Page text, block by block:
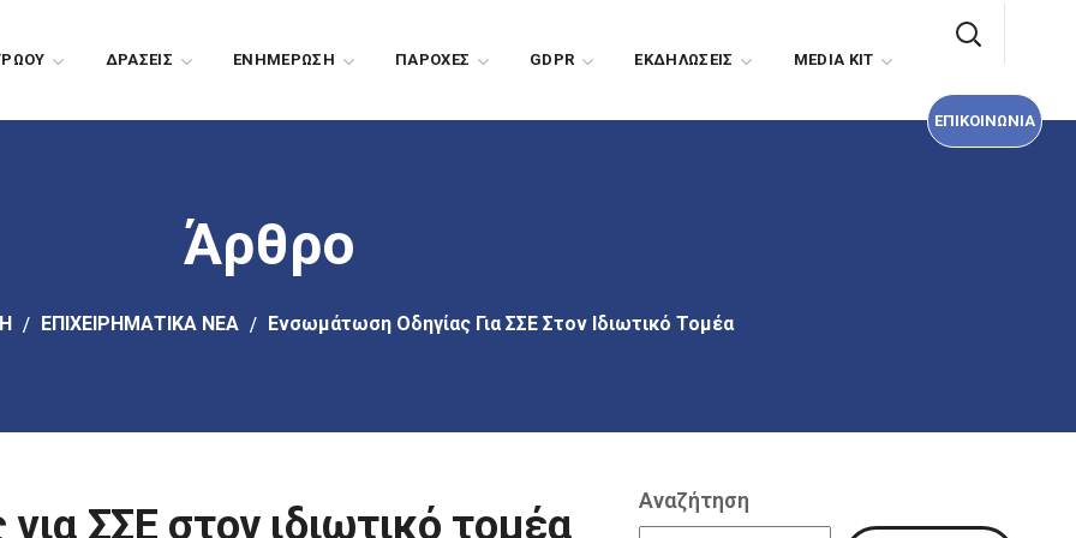
ΔΡΑΣΕΙΣ EΝΗΜΕΡΩΣΗ ΠΑΡΟΧΕΣ GDPR EΚΔΗΛΩΣΕΙΣ MEDIA KIT
ΕΠΙΚΟΙΝΩΝΙΑ
Άρθρο
ΕΠΙΧΕΙΡΗΜΑΤΙΚΑ ΝΕΑ Ενσωμάτωση Οδηγίας Για ΣΣΕ Στον Ιδιωτικό Τομέα
ΣΣΕ στον ιδιωτικό τομέα
Αναζήτηση